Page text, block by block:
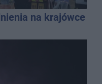
na krajówce